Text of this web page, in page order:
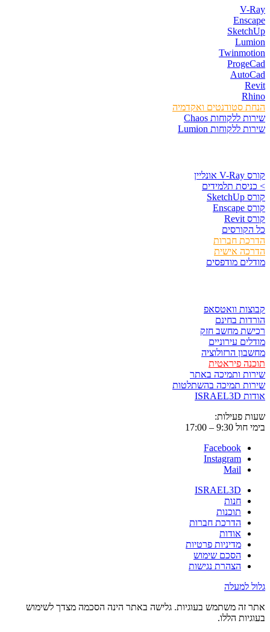
V-Ray
Enscape
SketchUp
Lumion
Twinmotion
ProgeCad
AutoCad
Revit
Rhino
הנחת סטודנטים ואקדמיה
שירות ללקוחות Chaos
שירות ללקוחות Lumion
קורס V-Ray אונליין
> כניסת תלמידים
קורס SketchUp
קורס Enscape
קורס Revit
כל הקורסים
הדרכת חברות
הדרכה אישית
מודלים מודפסים
קבוצות וואטסאפ
הורדות בחינם
רכישת מחשב חזק
מודלים עירוניים
מחשבון הרזולוציה
תוכנה פיראטית
שירות ותמיכה באתר
שירות תמיכה בהשתלטות
אודות ISRAEL3D
שעות פעילות:
בימי חול 9:30 – 17:00
Facebook
Instagram
Mail
ISRAEL3D
חנות
תוכנות
הדרכת חברות
אודות
מדיניות פרטיות
הסכם שימוש
הצהרת נגישות
גלול למעלה
אתר זה משתמש בעוגיות. גלישה באתר הינה הסכמה מצדך לשימוש
בעוגיות הללו.